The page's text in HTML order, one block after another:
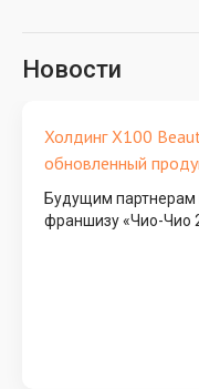
Новости
Холдинг X100
обновленный
Будущим партнерам
франшизу «Чио-Чио